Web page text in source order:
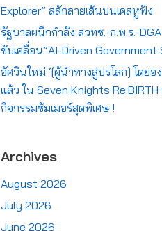
Explorer” สลักลายเส้นบนเคสหูฟัง
รัฐบาลผนึกกำลัง สวทช.-ก.พ.ร.-
ขับเคลื่อน”AI-Driven Government
อัศวินใหม่ ‘[ผู้นำทางสู่ปรโลก] โดยอ
แล้ว ใน Seven Knights
กิจกรรมซัมเมอร์สุดพิเศษ !
Archives
August 2026
July 2026
June 2026